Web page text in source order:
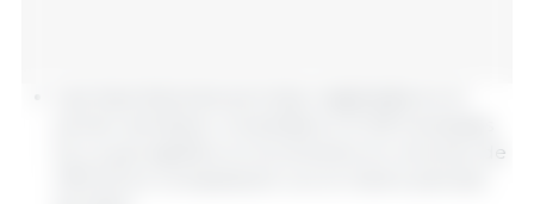
(t), lo que significa un incremento en volumen de